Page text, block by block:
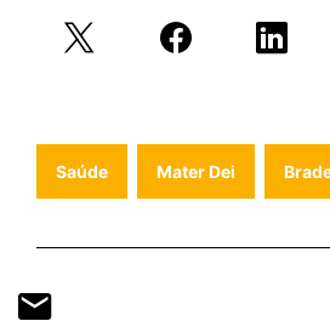
Saúde Mater Dei